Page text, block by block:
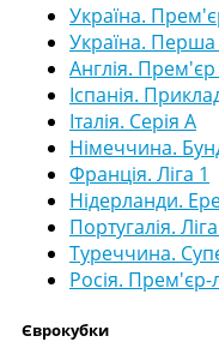
Україна.
Україна. Перша
Англія. Прем'єр
Іспанія.
Італія. Серія А
Німеччина.
Франція. Ліга 1
Нідерланди.
Португалія.
Туреччина.
Росія. Прем'єр-
Єврокубки